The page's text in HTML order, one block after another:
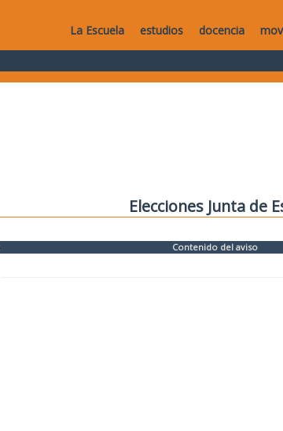
La Escuela estudios docencia
Elecciones Junta de
Contenido del aviso